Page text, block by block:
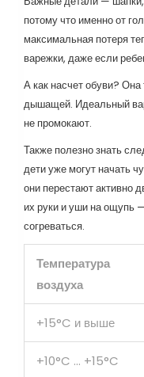
потому что именно от
максимальная потеря
варежки, даже если
А как насчет обуви?
дышащей. Идеальный
не промокают.
Также полезно знать
дети уже могут начать
они перестают активно
их руки и уши на ощупь
согреваться.
Температура
воздуха
+15°C и выше
+10°C ... +15°C